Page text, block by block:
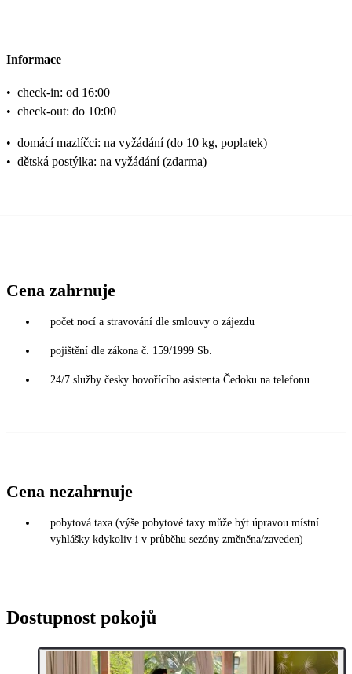
Informace
• check-in: od 16:00
• check-out: do 10:00
• domácí mazlíčci: na vyžádání (do 10 kg, poplatek)
• dětská postýlka: na vyžádání (zdarma)
Cena zahrnuje
počet nocí a stravování dle smlouvy o zájezdu
pojištění dle zákona č. 159/1999 Sb.
24/7 služby česky hovořícího asistenta Čedoku na telefonu
Cena nezahrnuje
pobytová taxa (výše pobytové taxy může být úpravou místní
vyhlášky kdykoliv i v průběhu sezóny změněna/zaveden)
Dostupnost pokojů